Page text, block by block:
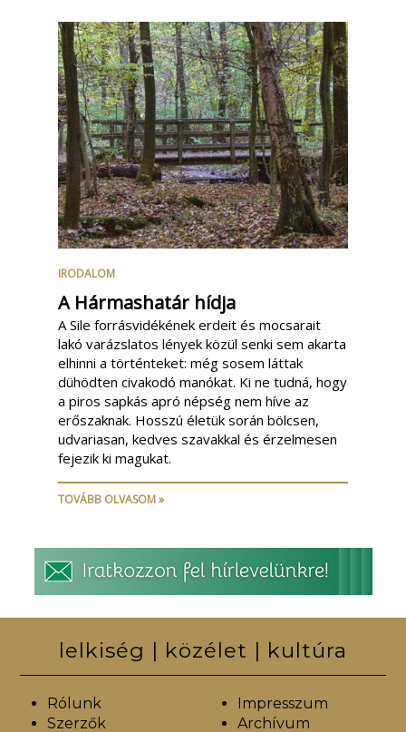
IRODALOM
A Hármashatár hídja
A Sile forrásvidékének erdeit és mocsarait
lakó varázslatos lények közül senki sem akarta
elhinni a történteket: még sosem láttak
dühödten civakodó manókat. Ki ne tudná, hogy
a piros sapkás apró népség nem híve az
erőszaknak. Hosszú életük során bölcsen,
udvariasan, kedves szavakkal és érzelmesen
fejezik ki magukat.
TOVÁBB OLVASOM »
lelkiség | közélet | kultúra
Rólunk
Szerzők
Impresszum
Archívum